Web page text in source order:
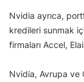
Nvidia ayrıca,
kredileri sunmak
firmaları Accel,
Nvidia, Avrupa ve